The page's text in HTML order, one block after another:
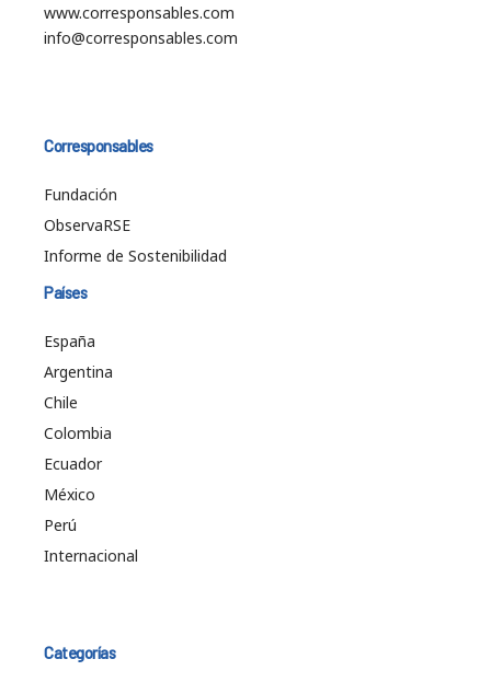
www.corresponsables.com
info@corresponsables.com
Corresponsables
Fundación
ObservaRSE
Informe de Sostenibilidad
Países
España
Argentina
Chile
Colombia
Ecuador
México
Perú
Internacional
Categorías